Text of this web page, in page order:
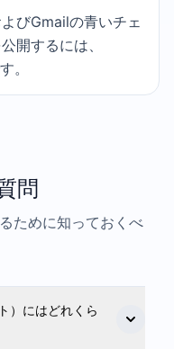
びGmailの青いチェ
開するには、
。
問
ために知っておくべ
）にはどれくら